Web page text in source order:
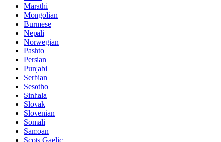
Marathi
Mongolian
Burmese
Nepali
Norwegian
Pashto
Persian
Punjabi
Serbian
Sesotho
Sinhala
Slovak
Slovenian
Somali
Samoan
Scots Gaelic